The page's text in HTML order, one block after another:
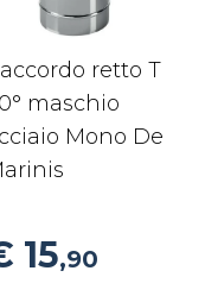
retto T
maschio
Mono De
15,90